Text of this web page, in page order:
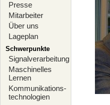
Presse
Mitarbeiter
Über uns
Lageplan
Schwerpunkte
Signalverarbeitung
Maschinelles
Lernen
Kommunikations-
technologien